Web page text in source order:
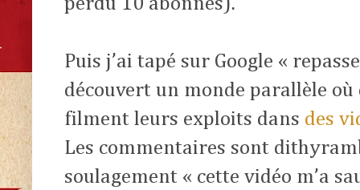
Puis j’ai tapé sur Google «
découvert un monde parallèle où
filment leurs exploits dans des
Les commentaires sont
soulagement « cette vidéo m’a